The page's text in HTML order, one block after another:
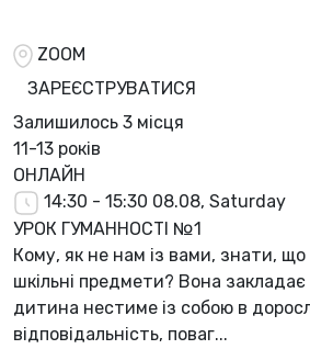
ZOOM
ЗАРЕЄСТРУВАТИСЯ
Залишилось 3 місця
11-13 років
ОНЛАЙН
14:30 - 15:30 08.08, Saturday
УРОК ГУМАННОСТІ №1
Кому, як не нам із вами, знати,
шкільні предмети? Вона закладає
дитина нестиме із собою в
відповідальність, поваг...